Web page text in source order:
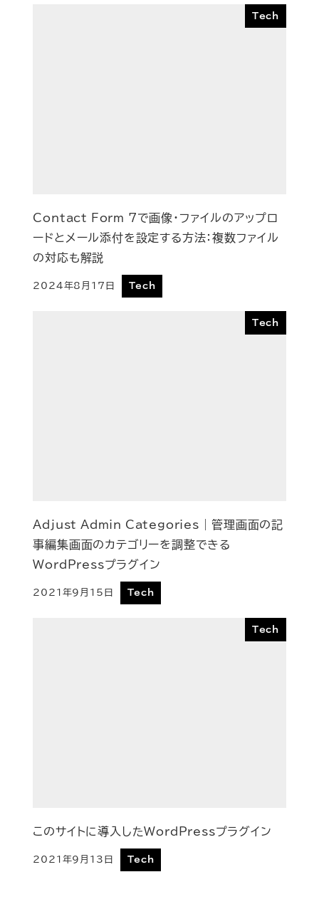
Tech
Contact Form 7で画像・ファイルのアップロ
ードとメール添付を設定する方法：複数ファイル
の対応も解説
2024年8月17日 Tech
Tech
Adjust Admin Categories | 管理画面の記
事編集画面のカテゴリーを調整できる
WordPressプラグイン
2021年9月15日 Tech
Tech
このサイトに導入したWordPressプラグイン
2021年9月13日 Tech